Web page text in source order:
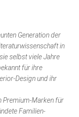
Generation der
in
selbst viele Jahre
für ihre
Design und ihr
Premium-Marken für
Familien­